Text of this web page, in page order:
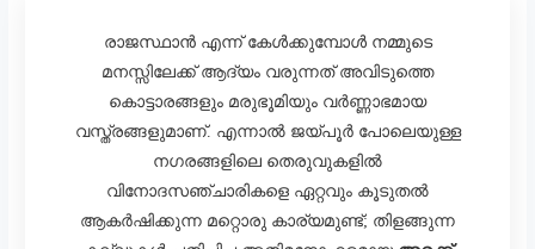
രാജസ്ഥാൻ എന്ന് കേൾക്കുമ്പോൾ നമ്മുടെ
മനസ്സിലേക്ക് ആദ്യം വരുന്നത് അവിടുത്തെ
കൊട്ടാരങ്ങളും മരുഭൂമിയും വർണ്ണാഭമായ
വസ്ത്രങ്ങളുമാണ്. എന്നാൽ ജയ്പൂർ പോലെയുള്ള
നഗരങ്ങളിലെ തെരുവുകളിൽ
വിനോദസഞ്ചാരികളെ ഏറ്റവും കൂടുതൽ
ആകർഷിക്കുന്ന മറ്റൊരു കാര്യമുണ്ട്; തിളങ്ങുന്ന